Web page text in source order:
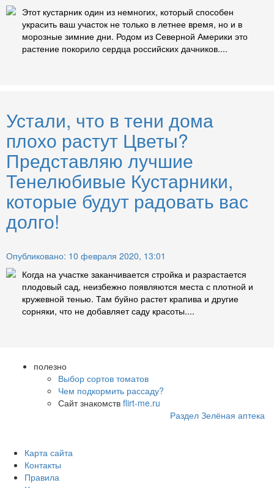
Этот кустарник один из немногих, который способен
украсить ваш участок не только в летнее время, но и в
морозные зимние дни. Родом из Северной Америки это
растение покорило сердца российских дачников....
Устали, что в тени дома
плохо растут Цветы?
Представляю лучшие
Тенелюбивые Кустарники,
которые будут радовать вас
долго!
Опубликовано: 10 февраля 2020, 13:01
Когда на участке заканчивается стройка и разрастается
плодовый сад, неизбежно появляются места с плотной и
кружевной тенью. Там буйно растет крапива и другие
сорняки, что не добавляет саду красоты....
полезно
Выбор сортов томатов
Чем подкормить рассаду?
Сайт знакомств flirt-me.ru
Раздел Зелёная аптека
Карта сайта
Контакты
Правила